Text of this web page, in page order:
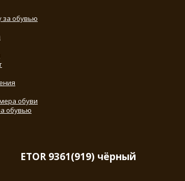
за обувью
обуви
обувью
ETOR 9361(919) чёрный